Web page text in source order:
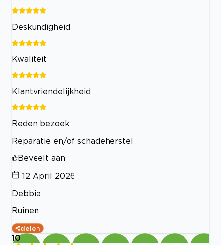
Deskundigheid
Kwaliteit
Klantvriendelijkheid
Reden bezoek
Reparatie en/of schadeherstel
Beveelt aan
12 April 2026
Debbie
Ruinen
delen
10